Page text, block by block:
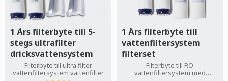
1 Års filterbyte till 5-
stegs ultrafilter
dricksvattensystem
Filterbyte till ultra filter
vattenfiltersystem vattenfilter
1 Års filterbyte till
vattenfiltersystem
filterset
Filterbyte till RO
vattenfiltersystem med